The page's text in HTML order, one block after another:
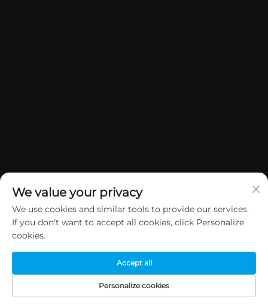
Copyright © 2026 中国東莞市袁傑ギフト・クラフト株式会社。全著作権所
We value your privacy
We use cookies and similar tools to provide our services.
If you don't want to accept all cookies, click Personalize
cookies.
Personalize cookies
Accept all